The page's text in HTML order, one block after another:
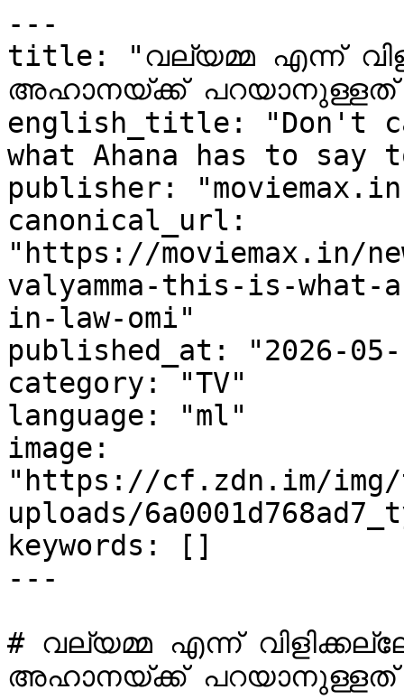
---
title: "വല്യമ്മ എന്ന്
അഹാനയ്ക്ക്
english_title: "Don't
what Ahana has to say
publisher:
canonical_url:
"https://moviemax.in/
valyamma-this-is-what-
in-law-omi"
published_at: "2026-05-
category: "TV"
language: "ml"
image:
"https://cf.zdn.im/img/
uploads/
keywords: []
---
# വല്യമ്മ എന്ന്
അഹാനയ്ക്ക്